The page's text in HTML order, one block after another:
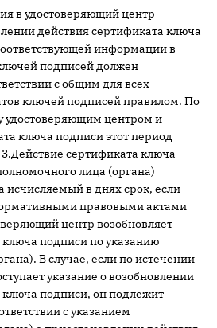
в удостоверяющий центр
действия сертификата ключа
информации в
подписей должен
с общим для всех
ключей подписей правилом. По
удостоверяющим центром и
ключа подписи этот период
сертификата ключа
лица (органа)
исчисляемый в днях срок, если
правовыми актами
центр возобновляет
подписи по указанию
В случае, если по истечении
указание о возобновлении
ключа подписи, он подлежит
с указанием